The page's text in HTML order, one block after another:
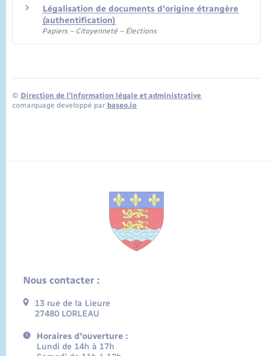
Légalisation de documents d'origine étrangère
(authentification)
Papiers – Citoyenneté – Élections
© Direction de l’information légale et administrative
comarquage developpé par baseo.io
Nous contacter :
13 rue de la Lieure
27480 LORLEAU
Horaires d'ouverture :
Lundi de 14h à 17h